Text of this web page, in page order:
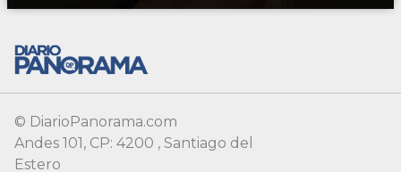
© DiarioPanorama.com
Andes 101, CP: 4200 , Santiago del
Estero